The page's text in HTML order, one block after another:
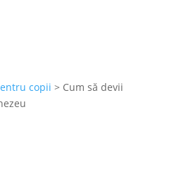
copii > Cum să devii